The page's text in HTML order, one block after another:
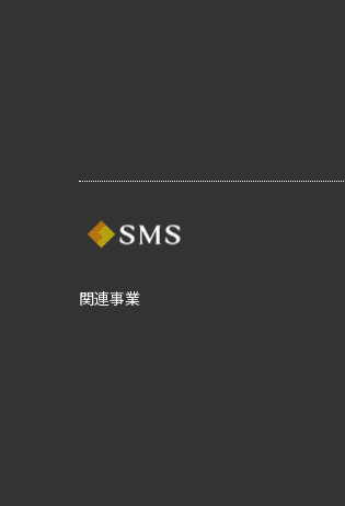
関連事業